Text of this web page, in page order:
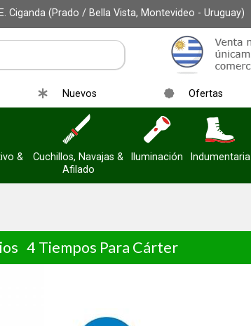
Ciganda (Prado / Bella Vista, Montevideo - Uruguay)
Nuevos Ofertas
&
Cuchillos, Navajas &
Afilado
Iluminación Indumentaria
4 Tiempos Para Cárter